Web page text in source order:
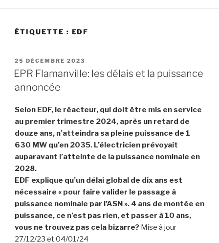
ÉTIQUETTE : EDF
PUBLIÉ
LE
25 DÉCEMBRE 2023
EPR Flamanville: les délais et la puissance
annoncée
Selon EDF, le réacteur, qui doit être mis en service
au premier trimestre 2024, après un retard de
douze ans, n’atteindra sa pleine puissance de 1
630 MW qu’en 2035. L’électricien prévoyait
auparavant l’atteinte de la puissance nominale en
2028.
EDF explique qu’un délai global de dix ans est
nécessaire « pour faire valider le passage à
puissance nominale par l’ASN ». 4 ans de montée en
puissance, ce n’est pas rien, et passer à 10 ans,
vous ne trouvez pas cela bizarre? Mise à jour
27/12/23 et 04/01/24